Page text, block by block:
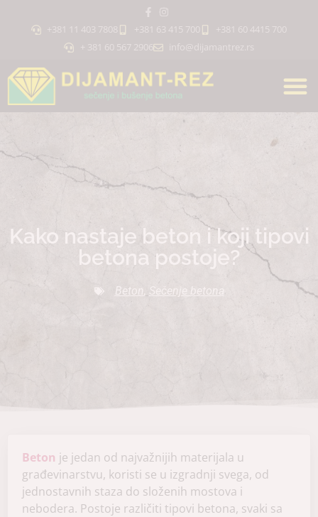
+381 11 403 7808 +381 63 415 700
+381 60 4415 700
+ 381 60 567 2906
info@dijamantrez.rs
Kako nastaje beton i koji tipovi
betona postoje?
Beton Sečenje betona
Beton je jedan od najvažnijih materijala u
građevinarstvu, koristi se u izgradnji svega, od
jednostavnih staza do složenih mostova i
nebodera. Postoje različiti tipovi betona, svaki sa